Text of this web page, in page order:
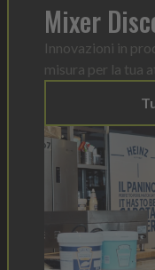
Mixer
Innovazioni in
misura per la tua